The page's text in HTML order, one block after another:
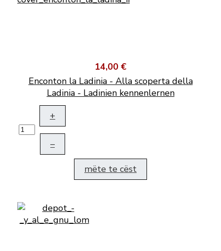
14,00 €
Enconton la Ladinia - Alla scoperta della
Ladinia - Ladinien kennenlernen
+
–
mëte te cëst